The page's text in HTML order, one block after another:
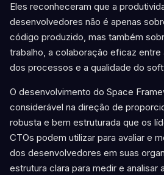
Eles reconheceram que a
desenvolvedores não é apenas
código produzido, mas também
trabalho, a colaboração eficaz
dos processos e a qualidade do
O desenvolvimento do Space
considerável na direção de
robusta e bem estruturada que os
CTOs podem utilizar para avaliar e
dos desenvolvedores em suas
estrutura clara para medir e analisar